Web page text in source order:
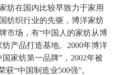
纺在国内比较早致力于家用
纺织行业的先驱，博洋家纺
市场，有“中国人的家纺从博
产品打造基地。2000年博洋
家纺第一品牌”，2002年被
获“中国制造业500强”。